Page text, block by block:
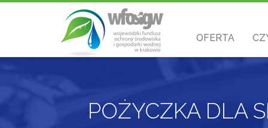
OFERTA